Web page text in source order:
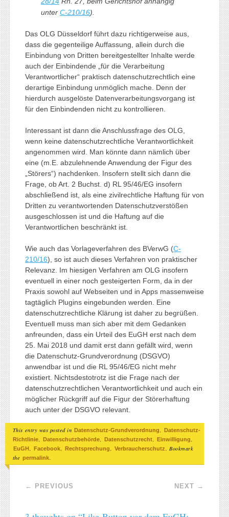
unter C-210/16).
Das OLG Düsseldorf führt dazu richtigerweise aus,
dass die gegenteilige Auffassung, allein durch die
Einbindung von Dritten bereitgestellter Inhalte werde
auch der Einbindende „für die Verarbeitung
Verantwortlicher“ praktisch datenschutzrechtlich eine
derartige Einbindung unmöglich mache. Denn der
hierdurch ausgelöste Datenverarbeitungsvorgang ist
für den Einbindenden nicht zu kontrollieren.
Interessant ist dann die Anschlussfrage des OLG,
wenn keine datenschutzrechtliche Verantwortlichkeit
angenommen wird. Man könnte dann nämlich über
eine (m.E. abzulehnende Anwendung der Figur des
„Störers“) nachdenken. Insofern stellt sich dann die
Frage, ob Art. 2 Buchst. d) RL 95/46/EG insofern
abschließend ist, als eine zivilrechtliche Haftung für von
Dritten zu verantwortenden Datenschutzverstößen
ausgeschlossen ist und die Haftung auf die
Verantwortlichen beschränkt ist.
Wie auch das Vorlageverfahren des BVerwG (C-
210/16), so ist auch dieses Verfahren von praktischer
Relevanz. Im hiesigen Verfahren am OLG insofern
eventuell in einer noch gesteigerten Form, da in der
Praxis sowohl auf Webseiten und in Apps massenweise
tagtäglich Plugins eingebunden werden. Eine
datenschutzrechtliche Klärung ist daher zu begrüßen.
Eventuell muss man sich aber mit dem Gedanken
anfreunden, dass ein Urteil des EuGH erst nach dem
25. Mai 2018 und damit erst dann gefällt wird, wenn
die Datenschutz-Grundverordnung (DSGVO)
anwendbar ist und die RL 95/46/EG nicht mehr
existiert. Nichtsdestotrotz ist die Frage nach der
datenschutzrechtlichen Verantwortlichkeit und auch ein
möglicher Rückgriff auf die Figur der Störerhaftung
auch unter der DSGVO relevant.
This entry was posted in Datenschutz-Grundverordnung,
Datenschutz-
Richtlinie, Datenschutzbehörde, Datenschutzrecht, Einwilligung,
EuGH , Facebook, Rechtsprechung, Verbraucherschutz. Bookmark
the permalink.
Post navigation
← PREVIOUS NEXT →